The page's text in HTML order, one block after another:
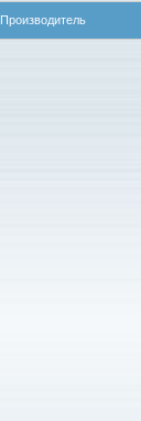
Производитель